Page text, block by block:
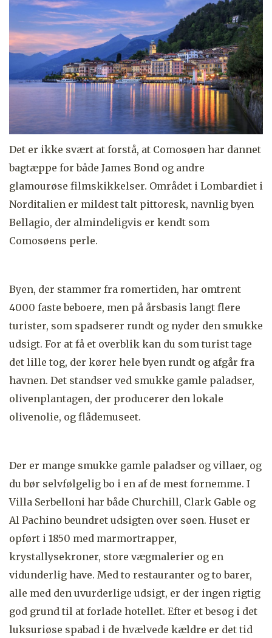
Det er ikke svært at forstå, at Comosøen har dannet
bagtæppe for både James Bond og andre
glamourøse filmskikkelser. Området i Lombardiet i
Norditalien er mildest talt pittoresk, navnlig byen
Bellagio, der almindeligvis er kendt som
Comosøens perle.
Byen, der stammer fra romertiden, har omtrent
4000 faste beboere, men på årsbasis langt flere
turister, som spadserer rundt og nyder den smukke
udsigt. For at få et overblik kan du som turist tage
det lille tog, der kører hele byen rundt og afgår fra
havnen. Det standser ved smukke gamle paladser,
olivenplantagen, der producerer den lokale
olivenolie, og flådemuseet.
Der er mange smukke gamle paladser og villaer, og
du bør selvfølgelig bo i en af de mest fornemme. I
Villa Serbelloni har både Churchill, Clark Gable og
Al Pachino beundret udsigten over søen. Huset er
opført i 1850 med marmortrapper,
krystallysekroner, store vægmalerier og en
vidunderlig have. Med to restauranter og to barer,
alle med den uvurderlige udsigt, er der ingen rigtig
god grund til at forlade hotellet. Efter et besøg i det
luksuriøse spabad i de hvælvede kældre er det tid